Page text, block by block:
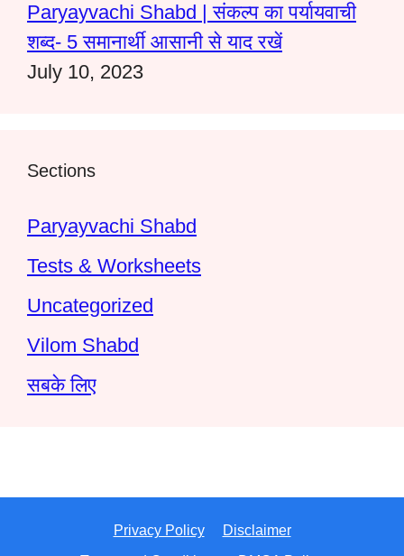
Paryayvachi Shabd | संकल्प का पर्यायवाची
शब्द- 5 समानार्थी आसानी से याद रखें
July 10, 2023
Sections
Paryayvachi Shabd
Tests & Worksheets
Uncategorized
Vilom Shabd
सबके लिए
Privacy Policy
Disclaimer